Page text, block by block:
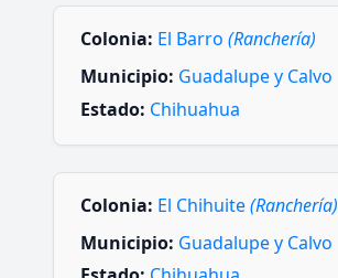
Colonia: El Barro (Ranchería)
Municipio: Guadalupe y Calvo
Estado: Chihuahua
Colonia: El Chihuite(Ranchería)
Municipio: Guadalupe y Calvo